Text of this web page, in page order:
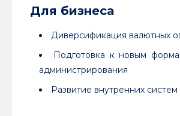
Для бизнеса
Диверсификация валютных
Подготовка к новым
администрирования
Развитие внутренних